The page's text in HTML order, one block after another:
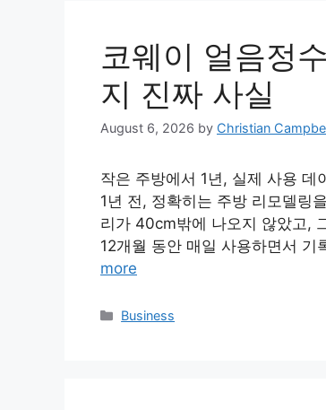
코웨이 얼음정
지 진짜 사실
August 6, 2026 by Christian
작은 주방에서 1년, 실제 사용 데
1년 전, 정확히는 주방 리모델링
리가 40cm밖에 나오지 않았고,
12개월 동안 매일 사용하면서
more
Categories
Business